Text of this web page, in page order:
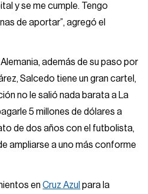
y se me cumple. Tengo
de aportar”, agregó el
además de su paso por
Salcedo tiene un gran cartel,
no le salió nada barata a La
5 millones de dólares a
de dos años con el futbolista,
ampliarse a uno más conforme
enCruz Azul para la